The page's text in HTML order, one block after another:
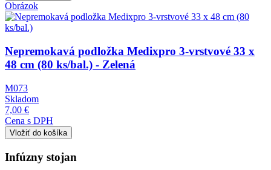
Obrázok
Nepremokavá podložka Medixpro 3-vrstvové 33 x
48 cm (80 ks/bal.) - Zelená
M073
Skladom
7,00 €
Cena s DPH
Infúzny stojan